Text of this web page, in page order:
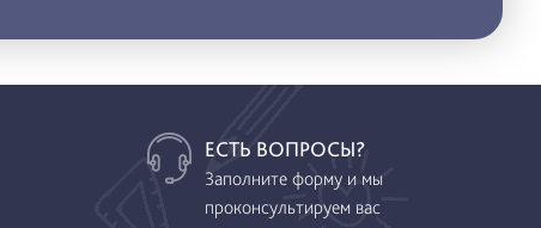
ЕСТЬ ВОПРОСЫ?
Заполните форму и мы
проконсультируем вас